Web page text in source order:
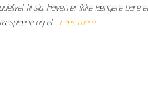
til sig. Haven er ikke længere bare
og et… Læs mere